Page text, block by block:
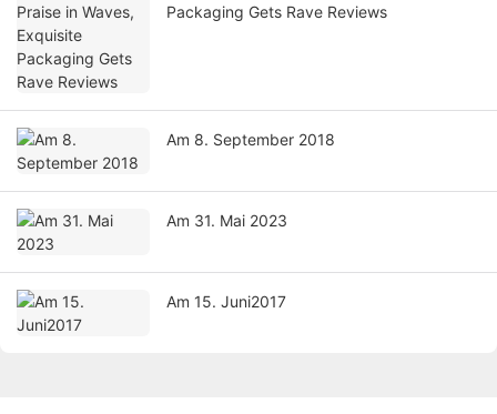
Packaging Gets Rave Reviews
Am 8. September 2018
Am 31. Mai 2023
Am 15. Juni2017